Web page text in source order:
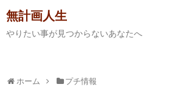
無計画人生
やりたい事が見つからないあなたへ
ホーム プチ情報